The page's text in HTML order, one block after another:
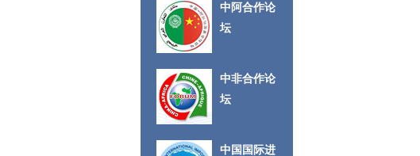
中阿合作论
坛
中非合作论
坛
中国国际进